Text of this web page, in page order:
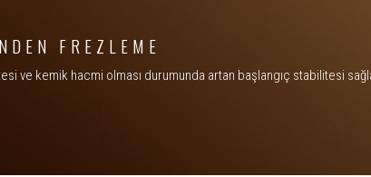
FREZLEME
ve kemik hacmi olması durumunda artan başlangıç stabilitesi